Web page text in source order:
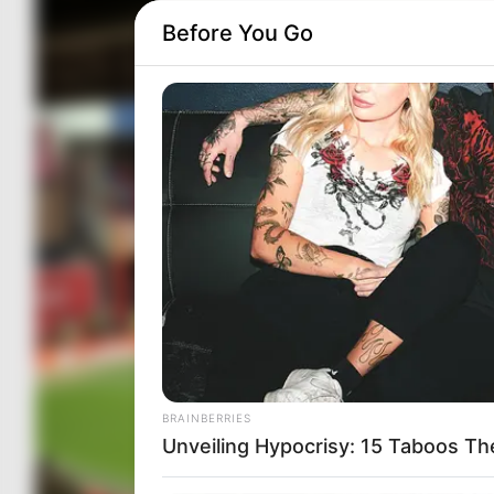
Before You Go
BRAINBERRIES
Unveiling Hypocrisy: 15 Taboos